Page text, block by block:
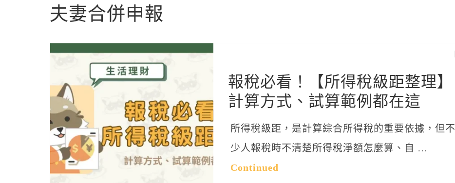
夫妻合併申報
報稅必看！【所得稅級距整理】
計算方式、試算範例都在這
所得稅級距，是計算綜合所得稅的重要依據，但不
少人報稅時不清楚所得稅淨額怎麼算、自 …
Continued